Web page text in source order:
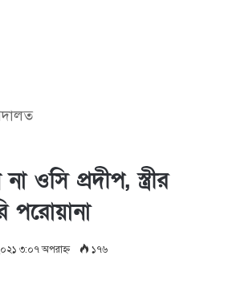
ওসি প্রদীপ, স্ত্রীর
পরোয়ানা
৩:০৭ অপরাহ্ণ ১৭৬